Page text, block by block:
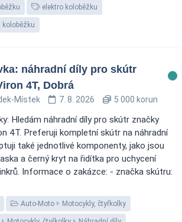
elektro koloběžku
koloběžku
náhradní díly pro skútr
4T, Dobrá
Místek 7. 8. 2026 5 000 korun
Hledám náhradní díly pro skútr značky
4T. Preferuji kompletní skútr na náhradní
také jednotlivé komponenty, jako jsou
a černý kryt na řidítka pro uchycení
Informace o zakázce: - značka skútru:
Auto-Moto Motocykly, čtyřkolky